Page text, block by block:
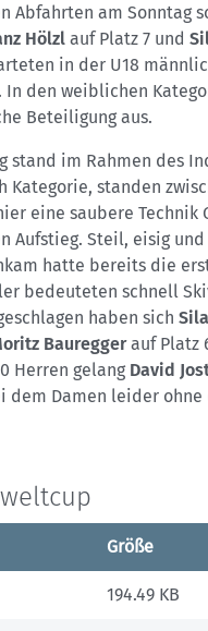
Abfahrten am Sonntag
Hölzl auf Platz 7 und
in der U18
den weiblichen
Beteiligung aus.
stand im Rahmen des
Kategorie, standen
eine saubere Technik
Aufstieg. Steil, eisig
hatte bereits die
bedeuteten schnell
haben sich
Baureggerauf Platz
Herren gelang David
dem Damen leider
Größe
194.49 KB